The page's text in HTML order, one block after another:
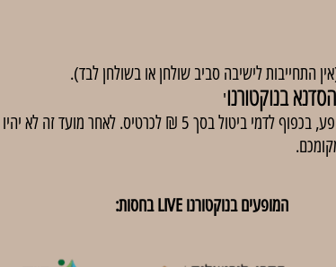
התחייבות לישיבה סביב שולחן או בשולחן לבד).
הסדנא בנוקטורנו'
באירועים בתשלום, ניתן לבטל כרטיסים עד 48 שעות לפני קיום המופע,
המופעים בנוקטורנו LIVE בחסות: